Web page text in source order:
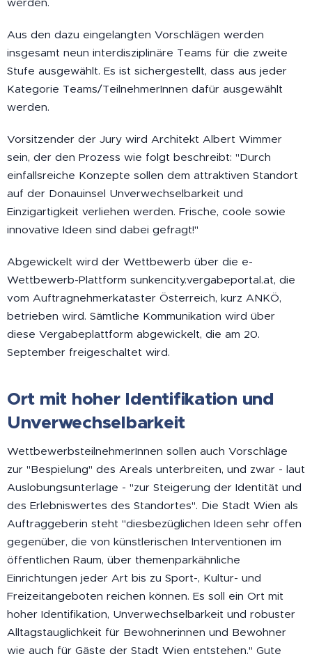
werden.
Aus den dazu eingelangten Vorschlägen werden
insgesamt neun interdisziplinäre Teams für die zweite
Stufe ausgewählt. Es ist sichergestellt, dass aus jeder
Kategorie Teams/TeilnehmerInnen dafür ausgewählt
werden.
Vorsitzender der Jury wird Architekt Albert Wimmer
sein, der den Prozess wie folgt beschreibt: "Durch
einfallsreiche Konzepte sollen dem attraktiven Standort
auf der Donauinsel Unverwechselbarkeit und
Einzigartigkeit verliehen werden. Frische, coole sowie
innovative Ideen sind dabei gefragt!"
Abgewickelt wird der Wettbewerb über die e-
Wettbewerb-Plattform sunkencity.vergabeportal.at, die
vom Auftragnehmerkataster Österreich, kurz ANKÖ,
betrieben wird. Sämtliche Kommunikation wird über
diese Vergabeplattform abgewickelt, die am 20.
September freigeschaltet wird.
Ort mit hoher Identifikation und
Unverwechselbarkeit
WettbewerbsteilnehmerInnen sollen auch Vorschläge
zur "Bespielung" des Areals unterbreiten, und zwar - laut
Auslobungsunterlage - "zur Steigerung der Identität und
des Erlebniswertes des Standortes". Die Stadt Wien als
Auftraggeberin steht "diesbezüglichen Ideen sehr offen
gegenüber, die von künstlerischen Interventionen im
öffentlichen Raum, über themenparkähnliche
Einrichtungen jeder Art bis zu Sport-, Kultur- und
Freizeitangeboten reichen können. Es soll ein Ort mit
hoher Identifikation, Unverwechselbarkeit und robuster
Alltagstauglichkeit für Bewohnerinnen und Bewohner
wie auch für Gäste der Stadt Wien entstehen." Gute